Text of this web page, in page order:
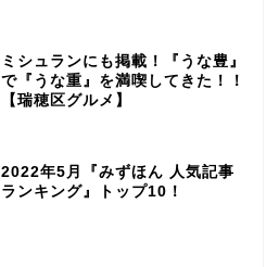
ミシュランにも掲載！『うな豊』
で『うな重』を満喫してきた！！
【瑞穂区グルメ】
2022年5月『みずほん 人気記事
ランキング』トップ10！